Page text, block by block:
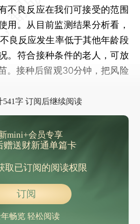
不良反应在我们可接受的范围
用。从目前监测结果分析看，
良反应发生率低于其他年龄段
。符合接种条件的老人，可放
。接种后留观30分钟，把风险
541字 订阅后继续阅读
mini+会员专享
赠送财新通单篇卡
取已订阅的阅读权限
订阅
畅览 轻松阅读